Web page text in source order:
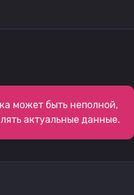
может быть неполной,
актуальные данные.